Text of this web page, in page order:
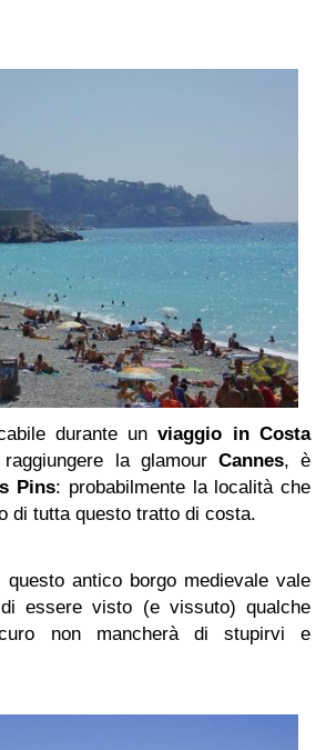
durante unviaggio in Costa
la glamourCannes, è
Pins: probabilmente la località che
di tutta questo tratto di costa.
antico borgo medievale vale
essere visto (e vissuto) qualche
non mancherà di stupirvi e